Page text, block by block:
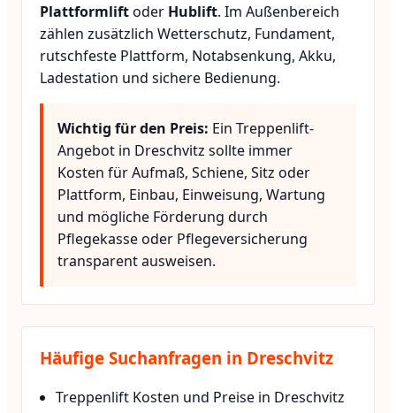
Plattformliftoder Hublift. Im Außenbereich
zählen zusätzlich Wetterschutz, Fundament,
rutschfeste Plattform, Notabsenkung, Akku,
Ladestation und sichere Bedienung.
Wichtig für den Preis: Ein Treppenlift-
Angebot in Dreschvitz sollte immer
Kosten für Aufmaß, Schiene, Sitz oder
Plattform, Einbau, Einweisung, Wartung
und mögliche Förderung durch
Pflegekasse oder Pflegeversicherung
transparent ausweisen.
Häufige Suchanfragen in Dreschvitz
Treppenlift Kosten und Preise in Dreschvitz